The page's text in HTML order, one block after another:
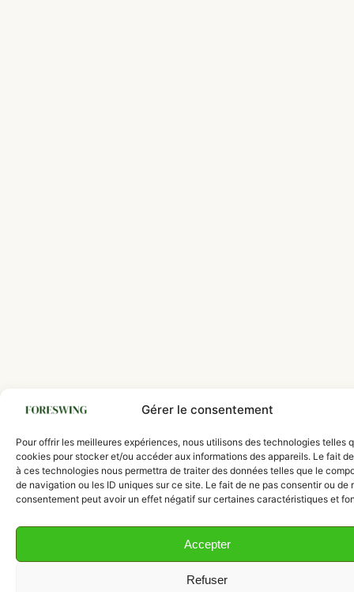
Gérer le consentement
Pour offrir les meilleures expériences, nous utilisons des technologies telles
cookies pour stocker et/ou accéder aux informations des appareils. Le fait
à ces technologies nous permettra de traiter des données telles que le
de navigation ou les ID uniques sur ce site. Le fait de ne pas consentir ou de
consentement peut avoir un effet négatif sur certaines caractéristiques et
Accepter
Refuser